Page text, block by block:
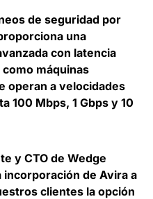
de seguridad por
una
con latencia
máquinas
operan a velocidades
100 Mbps, 1 Gbps y 10
y CTO de Wedge
de Avira a
clientes la opción